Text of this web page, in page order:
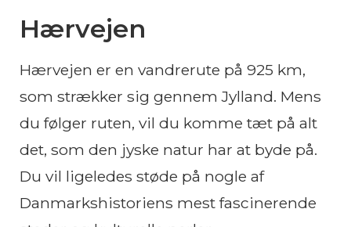
Hærvejen
Hærvejen er en vandrerute på 925 km,
som strækker sig gennem Jylland. Mens
du følger ruten, vil du komme tæt på alt
det, som den jyske natur har at byde på.
Du vil ligeledes støde på nogle af
Danmarkshistoriens mest fascinerende